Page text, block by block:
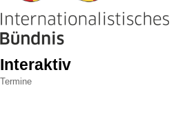
Interaktiv
Termine